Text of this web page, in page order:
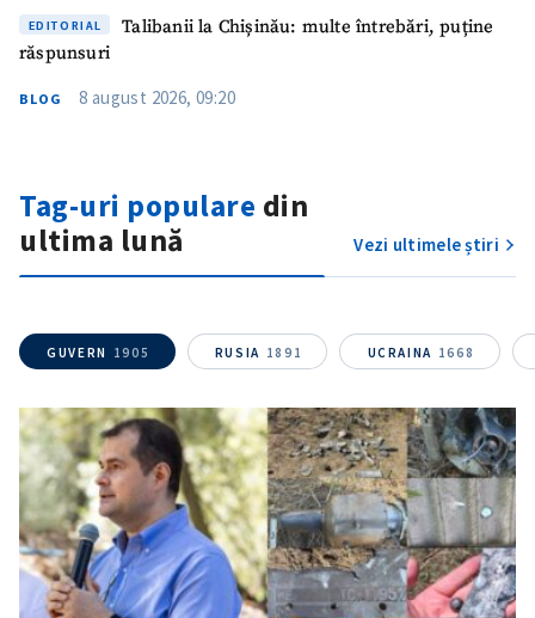
EDITORIAL
Talibanii la Chișinău: multe întrebări, puține
răspunsuri
BLOG 8 august 2026, 09:20
Tag-uri populare din
ultima lună
Vezi ultimele știri
GUVERN 1905 RUSIA 1891 UCRAINA 1668